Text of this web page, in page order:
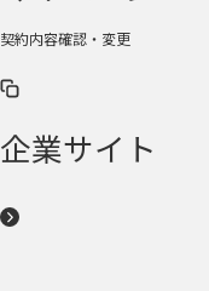
契約内容確認・変更
企業サイト